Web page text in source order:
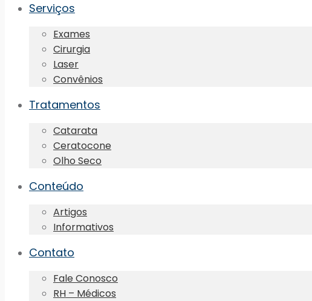
Serviços
Exames
Cirurgia
Laser
Convênios
Tratamentos
Catarata
Ceratocone
Olho Seco
Conteúdo
Artigos
Informativos
Contato
Fale Conosco
RH – Médicos